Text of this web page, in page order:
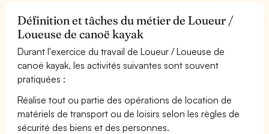
Définition et tâches du métier de Loueur /
Loueuse de canoë kayak
Durant l'exercice du travail de Loueur / Loueuse de
canoë kayak, les activités suivantes sont souvent
pratiquées :
Réalise tout ou partie des opérations de location de
matériels de transport ou de loisirs selon les règles de
sécurité des biens et des personnes.